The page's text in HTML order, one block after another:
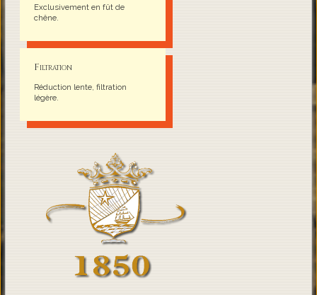
Exclusivement en fût de
chêne.
Filtration
Réduction lente, filtration
légère.